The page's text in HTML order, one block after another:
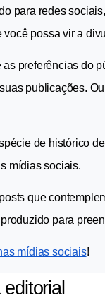
para redes
possa vir a
preferências do
publicações.
de histórico
mídias sociais.
que
para
mídias sociais!